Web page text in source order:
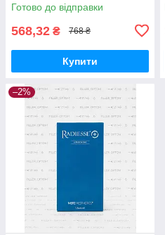
Готово до відправки
568,32 ₴ 768 ₴
Купити
–2%